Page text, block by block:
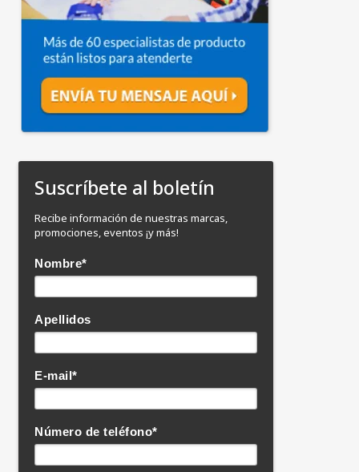
Suscríbete al boletín
Recibe información de nuestras marcas,
promociones, eventos ¡y más!
Nombre*
Apellidos
E-mail*
Número de teléfono*